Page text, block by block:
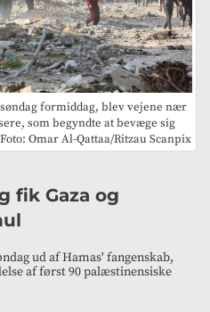
formiddag, blev vejene nær
som begyndte at bevæge sig
Omar Al-Qattaa/Ritzau Scanpix
fik Gaza og
ud af Hamas' fangenskab,
af først 90 palæstinensiske